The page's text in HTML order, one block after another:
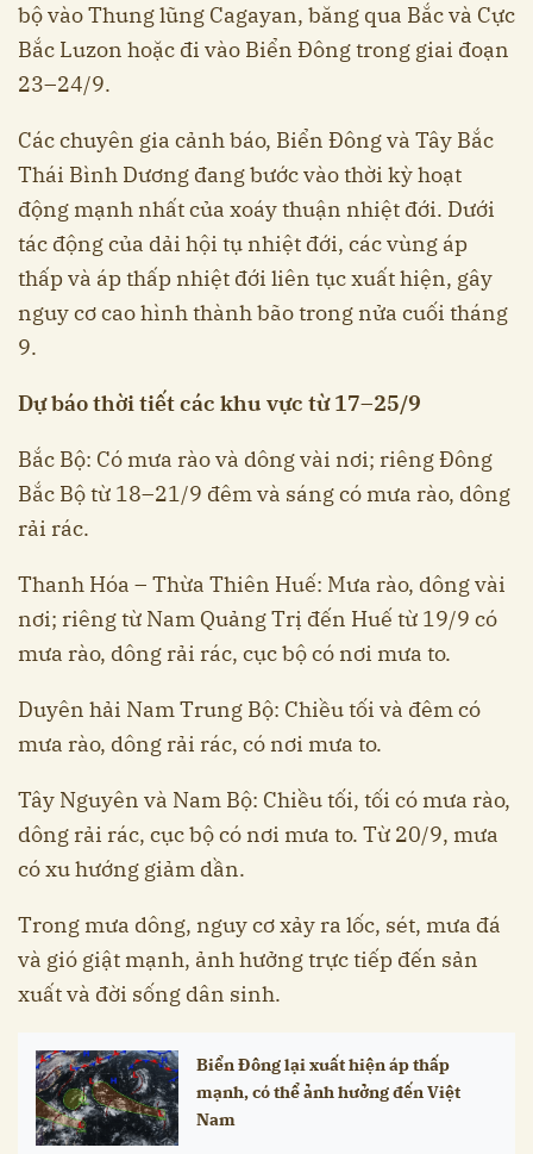
bộ vào Thung lũng Cagayan, băng qua Bắc và Cực
Bắc Luzon hoặc đi vào Biển Đông trong giai đoạn
23–24/9.
Các chuyên gia cảnh báo, Biển Đông và Tây Bắc
Thái Bình Dương đang bước vào thời kỳ hoạt
động mạnh nhất của xoáy thuận nhiệt đới. Dưới
tác động của dải hội tụ nhiệt đới, các vùng áp
thấp và áp thấp nhiệt đới liên tục xuất hiện, gây
nguy cơ cao hình thành bão trong nửa cuối tháng
9.
Dự báo thời tiết các khu vực từ 17–25/9
Bắc Bộ: Có mưa rào và dông vài nơi; riêng Đông
Bắc Bộ từ 18–21/9 đêm và sáng có mưa rào, dông
rải rác.
Thanh Hóa – Thừa Thiên Huế: Mưa rào, dông vài
nơi; riêng từ Nam Quảng Trị đến Huế từ 19/9 có
mưa rào, dông rải rác, cục bộ có nơi mưa to.
Duyên hải Nam Trung Bộ: Chiều tối và đêm có
mưa rào, dông rải rác, có nơi mưa to.
Tây Nguyên và Nam Bộ: Chiều tối, tối có mưa rào,
dông rải rác, cục bộ có nơi mưa to. Từ 20/9, mưa
có xu hướng giảm dần.
Trong mưa dông, nguy cơ xảy ra lốc, sét, mưa đá
và gió giật mạnh, ảnh hưởng trực tiếp đến sản
xuất và đời sống dân sinh.
Biển Đông lại xuất hiện áp thấp
mạnh, có thể ảnh hưởng đến Việt
Nam